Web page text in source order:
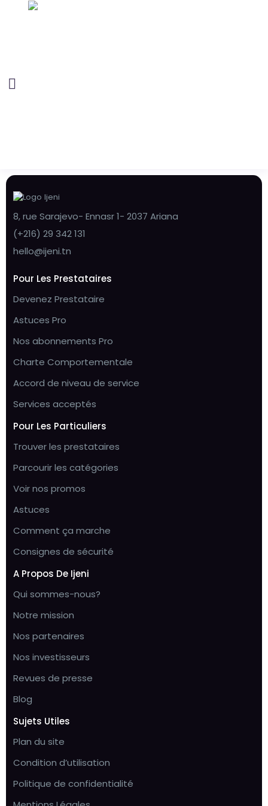
8, rue Sarajevo- Ennasr 1- 2037 Ariana
(+216) 29 342 131
hello@ijeni.tn
Pour Les Prestataires
Devenez Prestataire
Astuces Pro
Nos abonnements Pro
Charte Comportementale
Accord de niveau de service
Services acceptés
Pour Les Particuliers
Trouver les prestataires
Parcourir les catégories
Voir nos promos
Astuces
Comment ça marche
Consignes de sécurité
A Propos De Ijeni
Qui sommes-nous?
Notre mission
Nos partenaires
Nos investisseurs
Revues de presse
Blog
Sujets Utiles
Plan du site
Condition d’utilisation
Politique de confidentialité